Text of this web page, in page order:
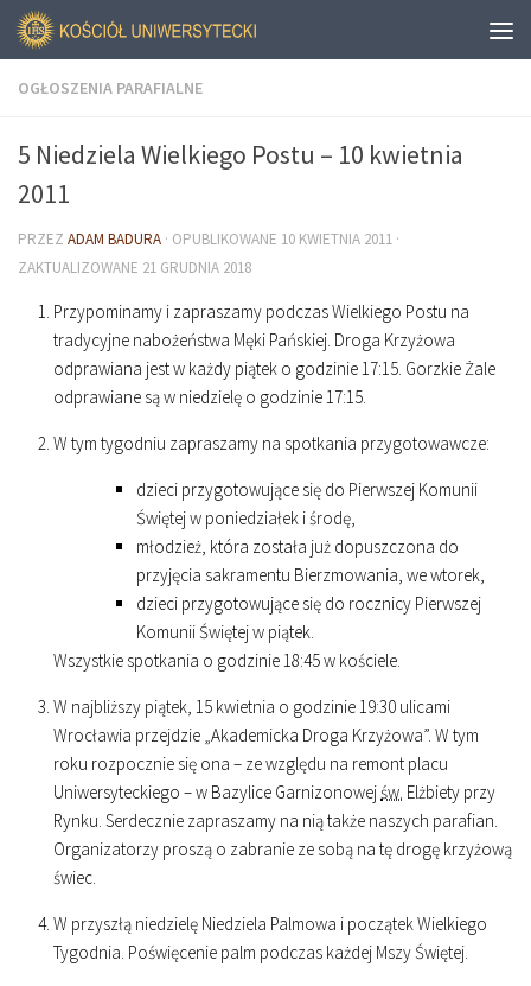
OGŁOSZENIA PARAFIALNE
5 Niedziela Wielkiego Postu – 10 kwietnia
2011
PRZEZ ADAM BADURA · OPUBLIKOWANE 10 KWIETNIA 2011 ·
ZAKTUALIZOWANE 21 GRUDNIA 2018
Przypominamy i zapraszamy podczas Wielkiego Postu na
tradycyjne nabożeństwa Męki Pańskiej. Droga Krzyżowa
odprawiana jest w każdy piątek o godzinie17:15. Gorzkie Żale
odprawiane są w niedzielę o godzinie17:15.
W tym tygodniu zapraszamy na spotkania przygotowawcze:
dzieci przygotowujące się do Pierwszej Komunii
Świętej w poniedziałek i środę,
młodzież, która została już dopuszczona do
przyjęcia sakramentu Bierzmowania, we wtorek,
dzieci przygotowujące się do rocznicy Pierwszej
Komunii Świętej w piątek.
Wszystkie spotkania o godzinie18:45w kościele.
W najbliższy piątek, 15 kwietnia o godzinie19:30 ulicami
Wrocławia przejdzie „Akademicka Droga Krzyżowa”. W tym
roku rozpocznie się ona – ze względu na remont placu
Uniwersyteckiego – w Bazylice Garnizonowejśw. Elżbiety przy
Rynku. Serdecznie zapraszamy na nią także naszych parafian.
Organizatorzy proszą o zabranie ze sobą na tę drogę krzyżową
świec.
W przyszłą niedzielę Niedziela Palmowa i początek Wielkiego
Tygodnia. Poświęcenie palm podczas każdej Mszy Świętej.